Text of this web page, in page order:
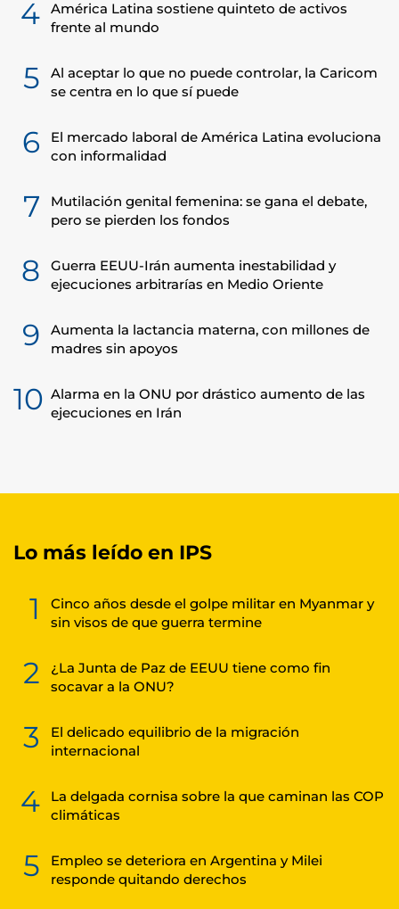
4
América Latina sostiene quinteto de activos
frente al mundo
5
Al aceptar lo que no puede controlar, la Caricom
se centra en lo que sí puede
6
El mercado laboral de América Latina evoluciona
con informalidad
7
Mutilación genital femenina: se gana el debate,
pero se pierden los fondos
8
Guerra EEUU-Irán aumenta inestabilidad y
ejecuciones arbitrarías en Medio Oriente
9
Aumenta la lactancia materna, con millones de
madres sin apoyos
10 Alarma en la ONU por drástico aumento de las
ejecuciones en Irán
Lo más leído en IPS
1
Cinco años desde el golpe militar en Myanmar y
sin visos de que guerra termine
2
¿La Junta de Paz de EEUU tiene como fin
socavar a la ONU?
3
El delicado equilibrio de la migración
internacional
4
La delgada cornisa sobre la que caminan las COP
climáticas
5
Empleo se deteriora en Argentina y Milei
responde quitando derechos